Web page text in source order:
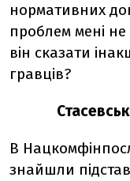
нормативних
проблем мені не
він сказати
гравців?
В
знайшли